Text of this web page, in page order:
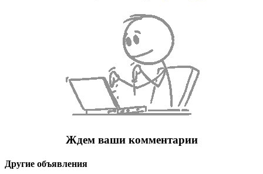
Ждем ваши комментарии
Другие объявления